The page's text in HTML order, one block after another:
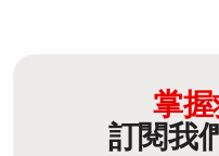
掌
訂閱我